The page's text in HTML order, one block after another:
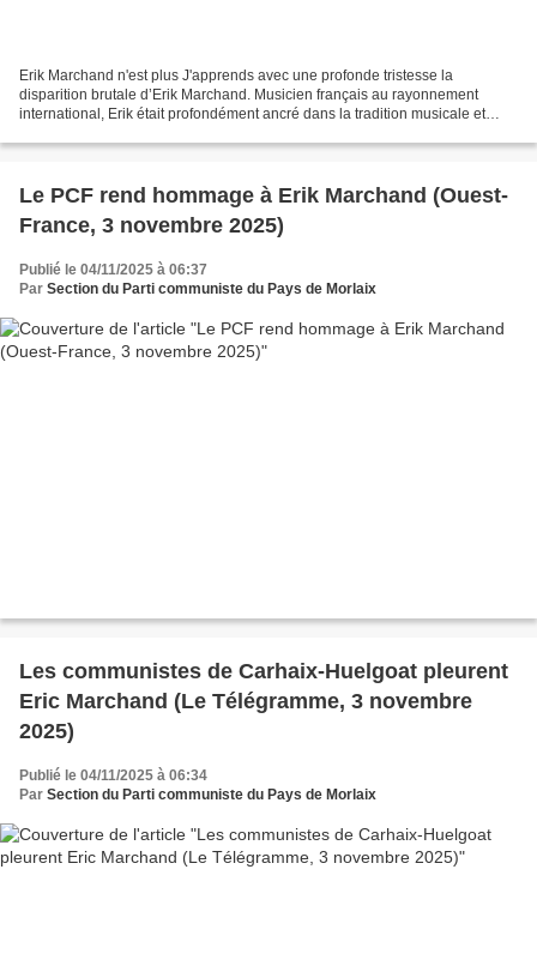
Erik Marchand n'est plus J'apprends avec une profonde tristesse la
disparition brutale d’Erik Marchand. Musicien français au rayonnement
international, Erik était profondément ancré dans la tradition musicale et
Le PCF rend hommage à Erik Marchand (Ouest-
France, 3 novembre 2025)
Publié le 04/11/2025 à 06:37
Par Section du Parti communiste du Pays de Morlaix
Les communistes de Carhaix-Huelgoat pleurent
Eric Marchand (Le Télégramme, 3 novembre
2025)
Publié le 04/11/2025 à 06:34
Par Section du Parti communiste du Pays de Morlaix